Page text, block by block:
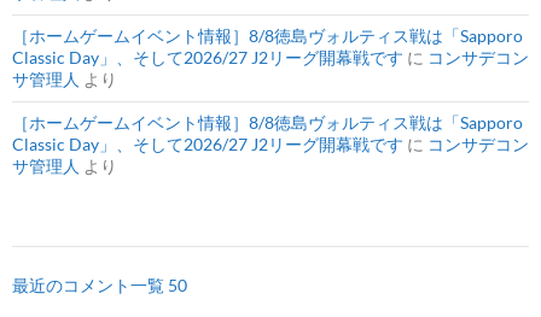
［ホームゲームイベント情報］8/8徳島ヴォルティス戦は「Sapporo
Classic Day」、そして2026/27 J2リーグ開幕戦です に コンサデコン
サ管理人 より
［ホームゲームイベント情報］8/8徳島ヴォルティス戦は「Sapporo
Classic Day」、そして2026/27 J2リーグ開幕戦です に コンサデコン
サ管理人 より
最近のコメント一覧 50